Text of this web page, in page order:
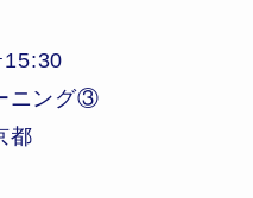
ニング③
都